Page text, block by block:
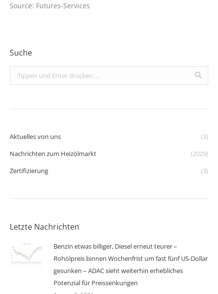
Source: Futures-Services
Suche
Search:
Aktuelles von uns
(3)
Nachrichten zum Heizölmarkt
(2029)
Zertifizierung
(3)
Letzte Nachrichten
Benzin etwas billiger, Diesel erneut teurer –
Rohölpreis binnen Wochenfrist um fast fünf US-Dollar
gesunken – ADAC sieht weiterhin erhebliches
Potenzial für Preissenkungen